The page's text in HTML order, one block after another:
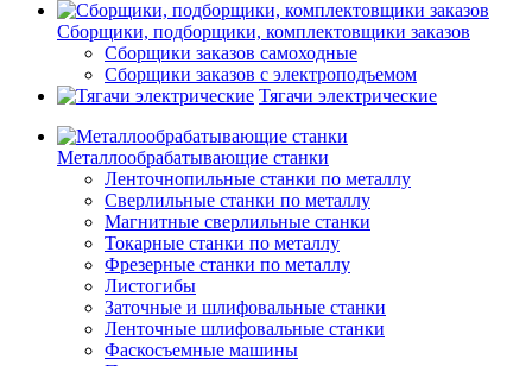
Сборщики, подборщики, комплектовщики заказов
Сборщики заказов самоходные
Сборщики заказов с электроподъемом
Тягачи электрические
Металлообрабатывающие станки
Ленточнопильные станки по металлу
Сверлильные станки по металлу
Магнитные сверлильные станки
Токарные станки по металлу
Фрезерные станки по металлу
Листогибы
Заточные и шлифовальные станки
Ленточные шлифовальные станки
Фаскосъемные машины